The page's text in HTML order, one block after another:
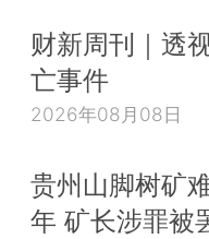
财新周刊｜透
亡事件
2026年08月08日
贵州山脚树矿
年 矿长涉罪被